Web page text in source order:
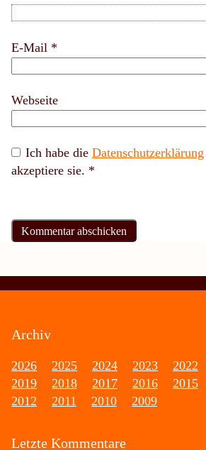
E-Mail *
Webseite
Ich habe die Datenschutzerklärung
akzeptiere sie. *
Archiv
2026 2025 2024 2023 2022
2019
2018 2017 2016 2015
2012
2011 2010 2009
Letzte Kommentare